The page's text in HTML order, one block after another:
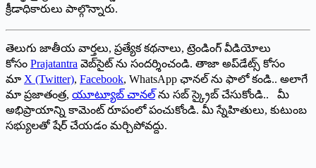
క్రీడాధికారులు పాల్గొన్నారు.
తెలుగు జాతీయ వార్తలు, ప్రత్యేక కథనాలు, ట్రెండింగ్ వీడియోలు
కోసం Prajatantra వెబ్‌సైట్ ను సందర్శించండి. తాజా అప్‌డేట్స్ కోసం
మా X (Twitter), Facebook, WhatsApp ఛానల్ ను ఫాలో కండి.. అలాగే
మా ప్రజాతంత్ర, యూట్యూబ్ చానల్ ను సబ్ స్క్రైబ్ చేసుకోండి.. మీ
అభిప్రాయాన్ని కామెంట్ రూపంలో పంచుకోండి. మీ స్నేహితులు, కుటుంబ
సభ్యులతో షేర్ చేయడం మర్చిపోవద్దు.